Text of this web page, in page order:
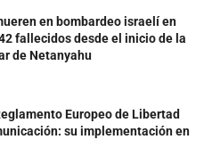
en bombardeo israelí en
fallecidos desde el inicio de la
de Netanyahu
Europeo de Libertad
su implementación en